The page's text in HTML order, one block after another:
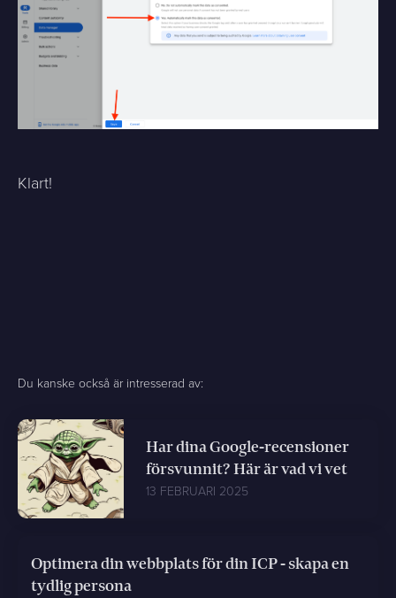
Klart!
Du kanske också är intresserad av:
Har dina Google-recensioner
försvunnit? Här är vad vi vet
13 FEBRUARI 2025
Optimera din webbplats för din ICP - skapa en
tydlig persona